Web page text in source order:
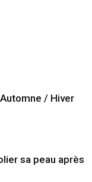
/ Hiver
sa peau après